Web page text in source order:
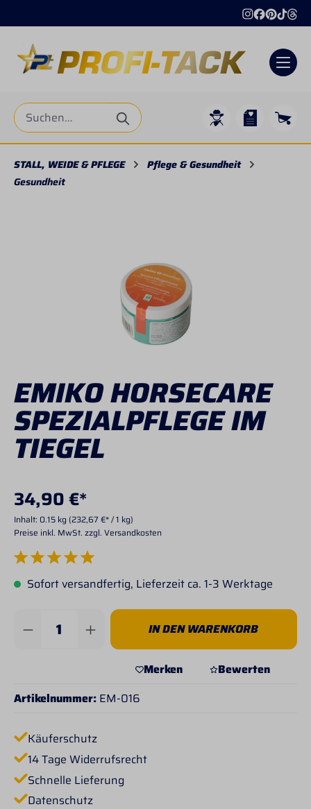
STALL, WEIDE & PFLEGE
Pflege & Gesundheit
Gesundheit
EMIKO HORSECARE
SPEZIALPFLEGE IM
TIEGEL
34,90 €*
Inhalt: 0.15 kg (232,67 €* / 1 kg)
Preise inkl. MwSt. zzgl. Versandkosten
Durchschnittliche Bewertung von 5 von 5 Sternen
Sofort versandfertig, Lieferzeit ca. 1-3 Werktage
Produkt Anzahl: Gib den gewünschten
IN DEN WARENKORB
Merken
Bewerten
Artikelnummer: EM-016
Käuferschutz
14 Tage Widerrufsrecht
Schnelle Lieferung
Datenschutz